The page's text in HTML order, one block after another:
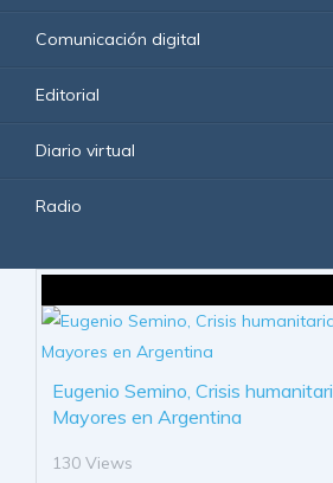
Comunicación digital
Editorial
Diario virtual
Radio
Eugenio Semino, Crisis
Mayores en Argentina
130 Views